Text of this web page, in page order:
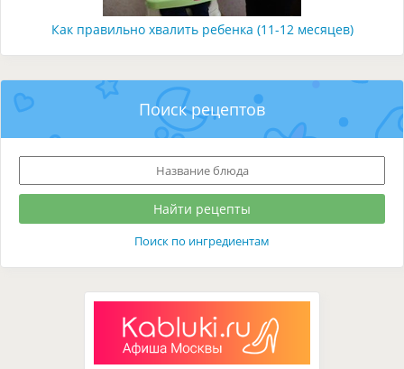
Как правильно хвалить ребенка (11-12 месяцев)
Поиск рецептов
Поиск по ингредиентам